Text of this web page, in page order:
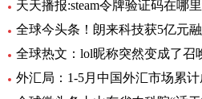
全球热文：lol昵称突然变成了召